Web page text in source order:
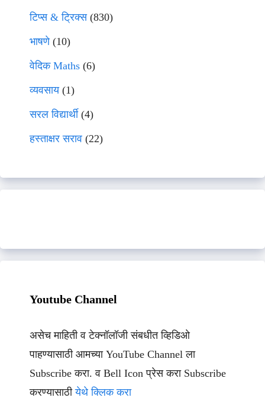
टिप्स & ट्रिक्स(830)
भाषणे(10)
वेदिक Maths (6)
व्यवसाय(1)
सरल विद्यार्थी(4)
हस्ताक्षर सराव (22)
Youtube Channel
असेच माहिती व टेक्नॉलॉजी संबधीत व्हिडिओ
पाहण्यासाठी आमच्या YouTube Channel ला
Subscribe करा. व Bell Icon प्रेस करा Subscribe
करण्यासाठीयेथे क्लिक करा